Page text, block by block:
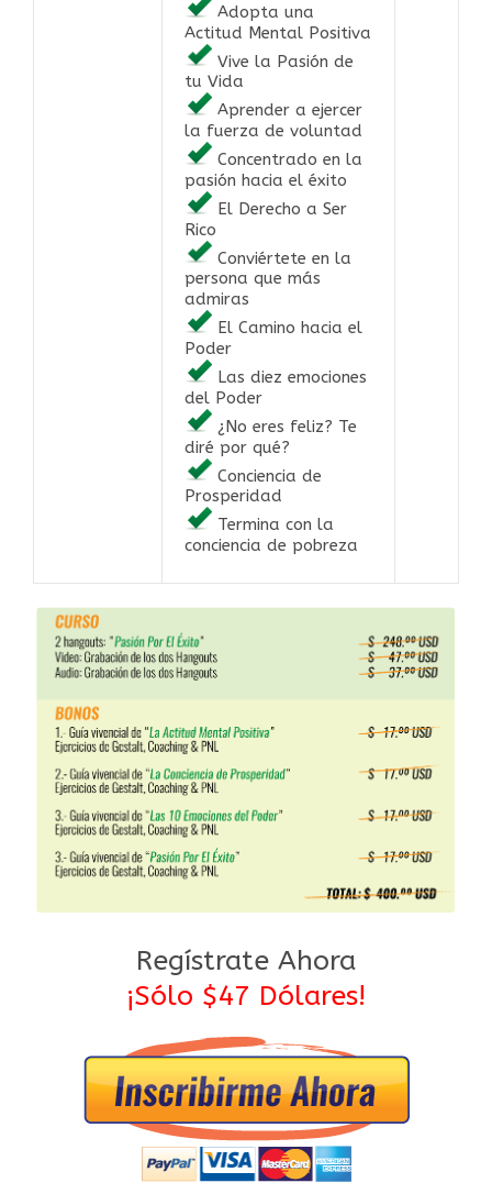
Adopta una
Actitud Mental Positiva
Vive la Pasión de
tu Vida
Aprender a ejercer
la fuerza de voluntad
Concentrado en la
pasión hacia el éxito
El Derecho a Ser
Rico
Conviértete en la
persona que más
admiras
El Camino hacia el
Poder
Las diez emociones
del Poder
¿No eres feliz? Te
diré por qué?
Conciencia de
Prosperidad
Termina con la
conciencia de pobreza
Regístrate Ahora
¡Sólo $47 Dólares!